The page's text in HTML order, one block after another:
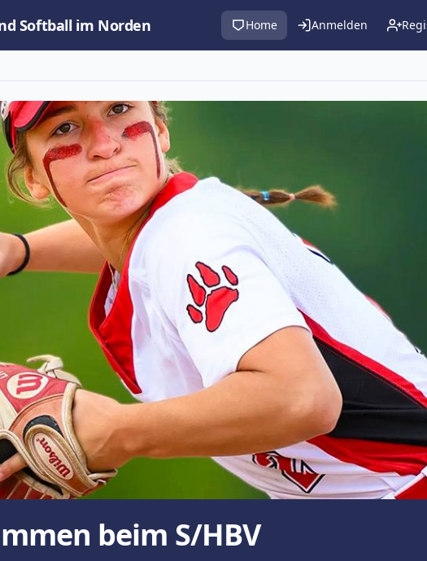
Softball im Norden Home Anmelden
beim S/HBV